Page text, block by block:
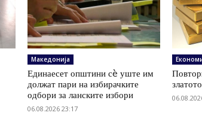
Македонија
Единаесет општини сè уште им
должат пари на избирачките
одбори за ланските избори
06.08.2026 23:17
златото